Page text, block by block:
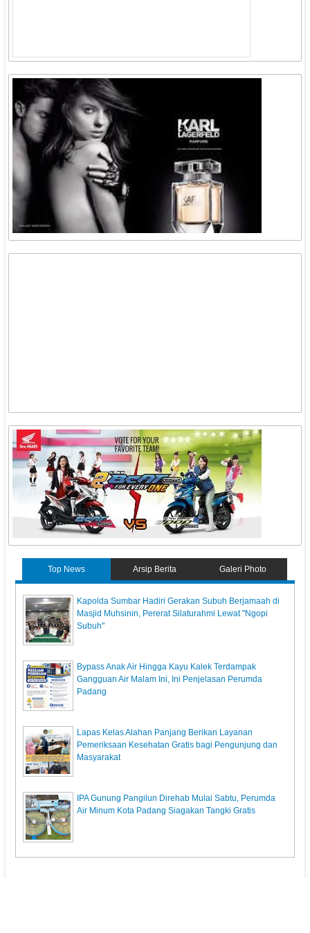
Top News Arsip Berita Galeri Photo
Kapolda Sumbar Hadiri Gerakan Subuh Berjamaah di
Masjid Muhsinin, Pererat Silaturahmi Lewat "Ngopi
Subuh"
Bypass Anak Air Hingga Kayu Kalek Terdampak
Gangguan Air Malam Ini, Ini Penjelasan Perumda
Padang
Lapas Kelas Alahan Panjang Berikan Layanan
Pemeriksaan Kesehatan Gratis bagi Pengunjung dan
Masyarakat
IPA Gunung Pangilun Direhab Mulai Sabtu, Perumda
Air Minum Kota Padang Siagakan Tangki Gratis